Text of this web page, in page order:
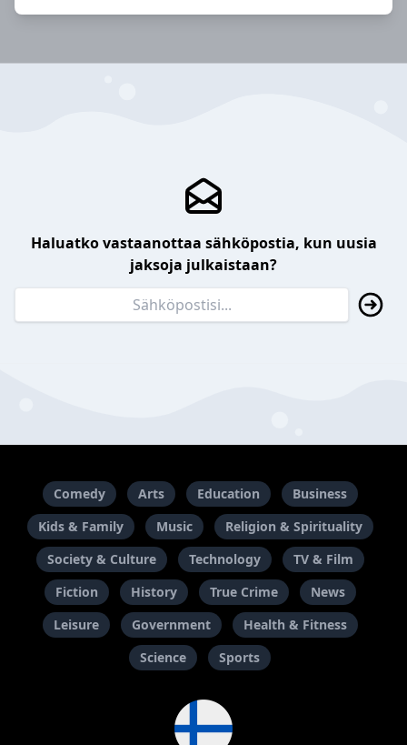
Haluatko vastaanottaa sähköpostia, kun uusia
jaksoja julkaistaan?
Comedy Arts Education
Business
Kids & Family
Music
Religion & Spirituality
Society & Culture
Technology
TV & Film
Fiction
History True Crime
News
Leisure
Government
Health & Fitness
Science
Sports